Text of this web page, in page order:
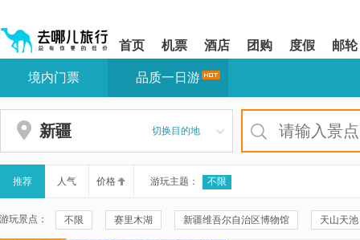
shift+enter
网
导
盲
导
您
站
区,
本
有
首页 机票 酒店 团购 度假 邮轮
您
站
区
境内门票 品质一日游
新疆 切换目的地
推荐 人气 价格 游玩主题： 不限
游玩景点： 不限 赛里木湖 新疆维吾尔自治区博物馆 天山天池